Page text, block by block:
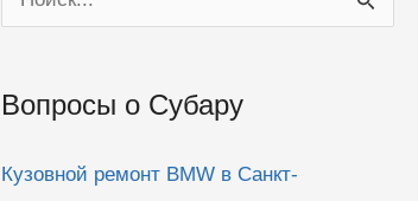
о
с
Вопросы о Субару
Кузовной ремонт BMW в Санкт-